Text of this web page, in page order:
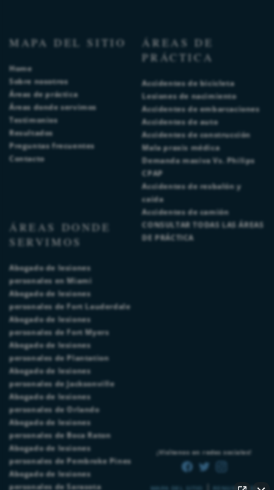
MAPA DEL SITIO
Home
Sobre nosotros
Áreas de práctica
Áreas donde servimos
Testimonios
Resultados
Preguntas frecuentes
Contacto
ÁREAS DE
PRÁCTICA
Accidentes de bicicleta
Lesiones de nacimiento
Accidentes de embarcaciones
Accidentes de auto
Accidentes de construcción
Mala praxis médica
Demanda masiva Vs. Philips
CPAP
Accidentes de resbalón y
caída
Accidentes de camión
CONSULTAR TODAS LAS ÁREAS
DE PRÁCTICA
ÁREAS DONDE
SERVIMOS
Abogado de lesiones
personales en Miami
Abogado de lesiones
personales de Fort Lauderdale
Abogado de lesiones
personales de Fort Myers
Abogado de lesiones
personales de Plantation
Abogado de lesiones
personales de Jacksonville
Abogado de lesiones
personales de Orlando
Abogado de lesiones
personales de Boca Raton
Abogado de lesiones
personales de Pembroke Pines
Abogado de lesiones
personales de Sarasota
MAPA DEL SITIO RENUNCIA DE
¡Visítenos en redes sociales!